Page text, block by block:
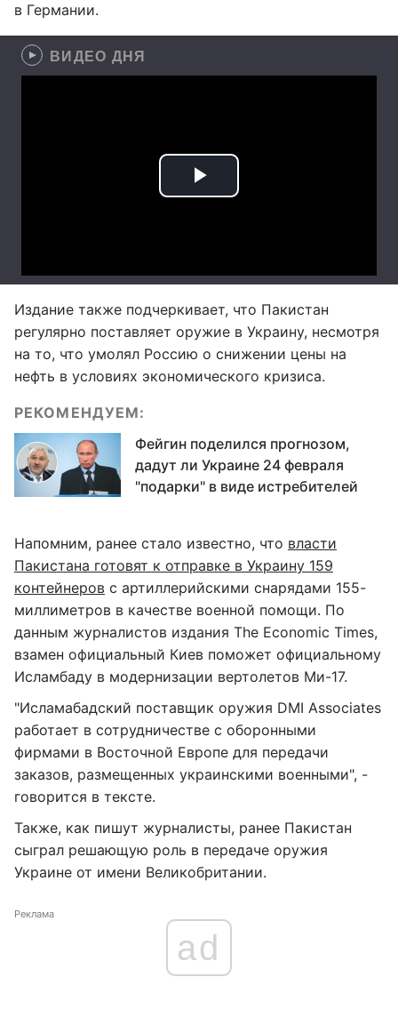
в Германии.
ВИДЕО ДНЯ
Издание также подчеркивает, что Пакистан
регулярно поставляет оружие в Украину, несмотря
на то, что умолял Россию о снижении цены на
нефть в условиях экономического кризиса.
РЕКОМЕНДУЕМ:
Фейгин поделился прогнозом,
дадут ли Украине 24 февраля
"подарки" в виде истребителей
Напомним, ранее стало известно, что власти
Пакистана готовят к отправке в Украину 159
контейнеров с артиллерийскими снарядами 155-
миллиметров в качестве военной помощи. По
данным журналистов издания The Economic Times,
взамен официальный Киев поможет официальному
Исламбаду в модернизации вертолетов Ми-17.
"Исламабадский поставщик оружия DMI Associates
работает в сотрудничестве с оборонными
фирмами в Восточной Европе для передачи
заказов, размещенных украинскими военными", -
говорится в тексте.
Также, как пишут журналисты, ранее Пакистан
сыграл решающую роль в передаче оружия
Украине от имени Великобритании.
Реклама
ad